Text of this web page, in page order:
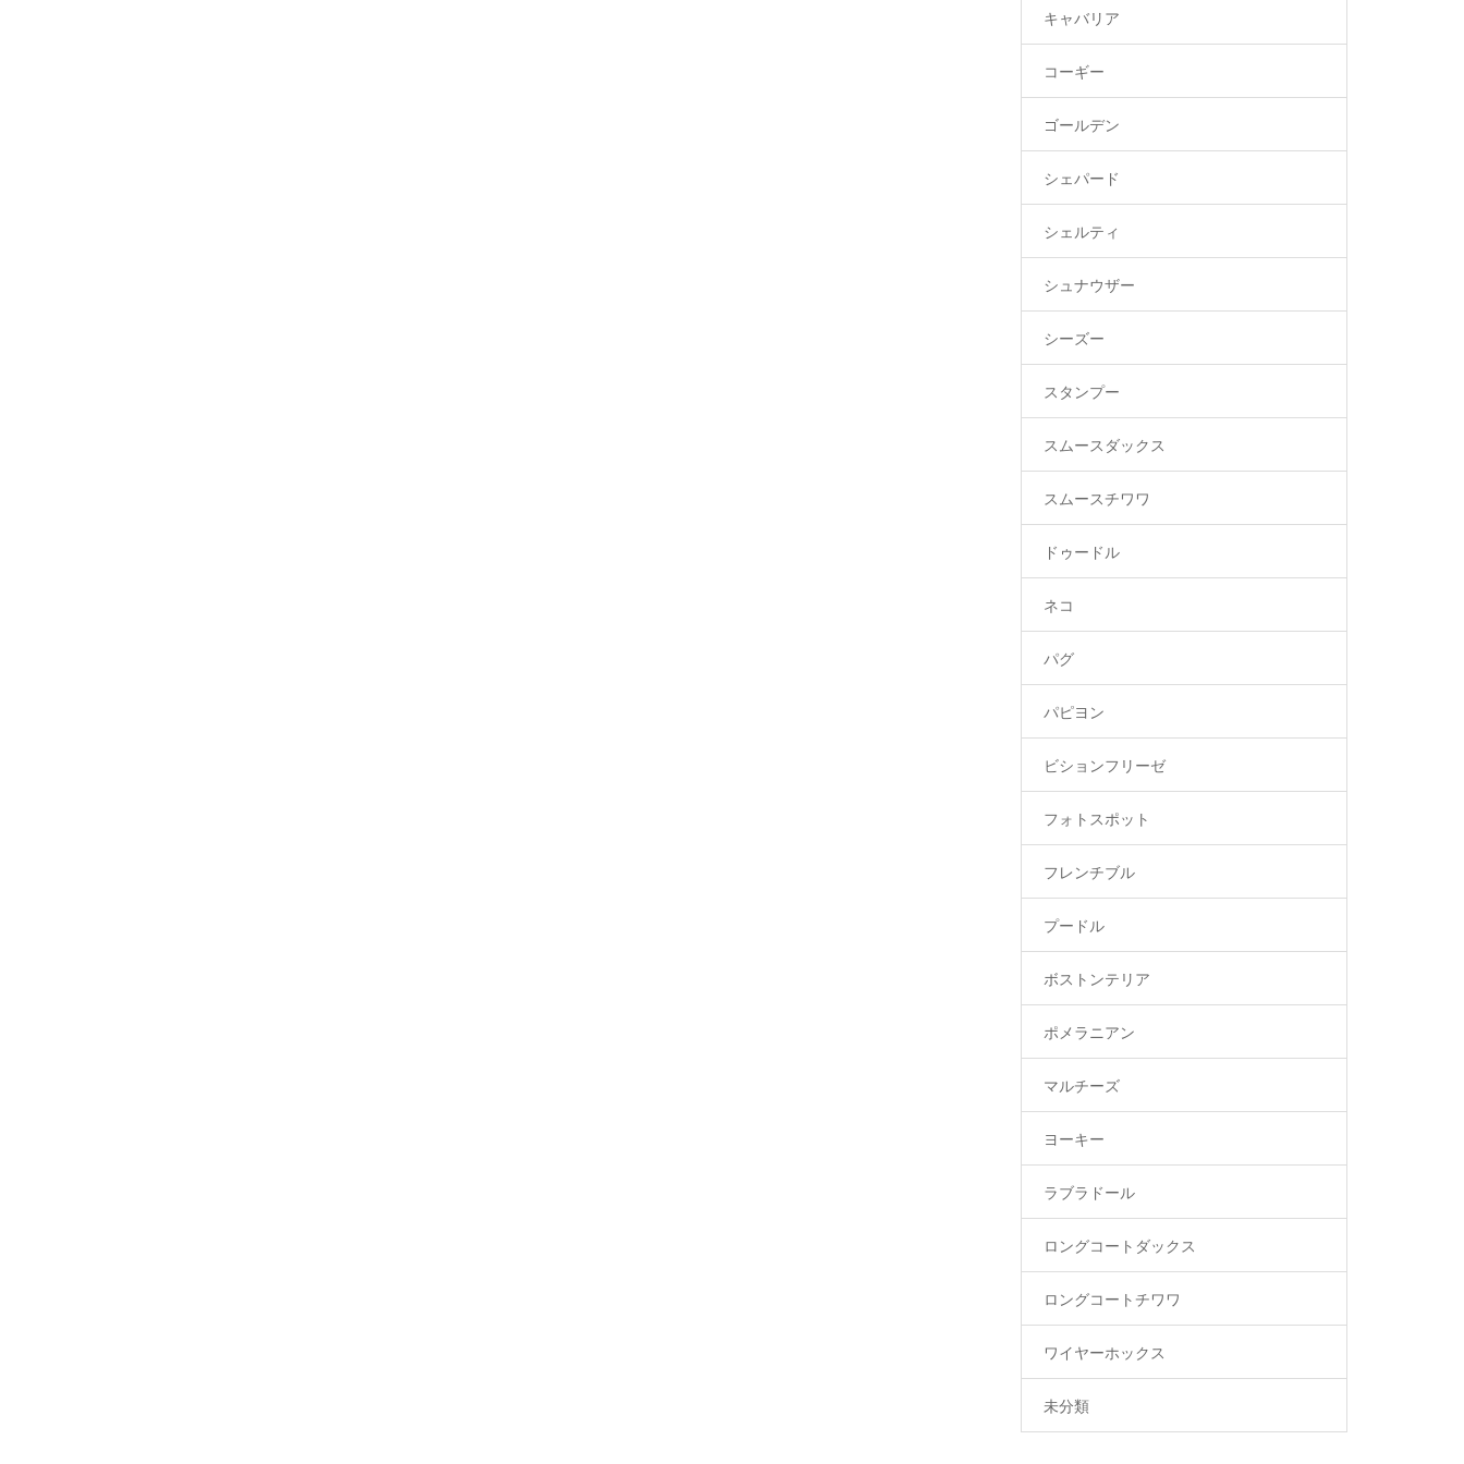
キャバリア
コーギー
ゴールデン
シェパード
シェルティ
シュナウザー
シーズー
スタンプー
スムースダックス
スムースチワワ
ドゥードル
ネコ
パグ
パピヨン
ビションフリーゼ
フォトスポット
フレンチブル
プードル
ボストンテリア
ポメラニアン
マルチーズ
ヨーキー
ラブラドール
ロングコートダックス
ロングコートチワワ
ワイヤーホックス
未分類